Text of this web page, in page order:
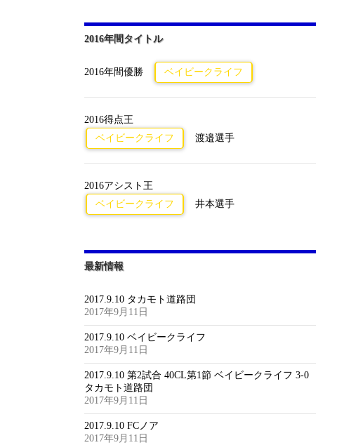
2016年間タイトル
2016年間優勝 ベイビークライフ
2016得点王
ベイビークライフ
渡邉選手
2016アシスト王
ベイビークライフ
井本選手
最新情報
2017.9.10 タカモト道路団
2017年9月11日
2017.9.10 ベイビークライフ
2017年9月11日
2017.9.10 第2試合 40CL第1節 ベイビークライフ 3-0
タカモト道路団
2017年9月11日
2017.9.10 FCノア
2017年9月11日